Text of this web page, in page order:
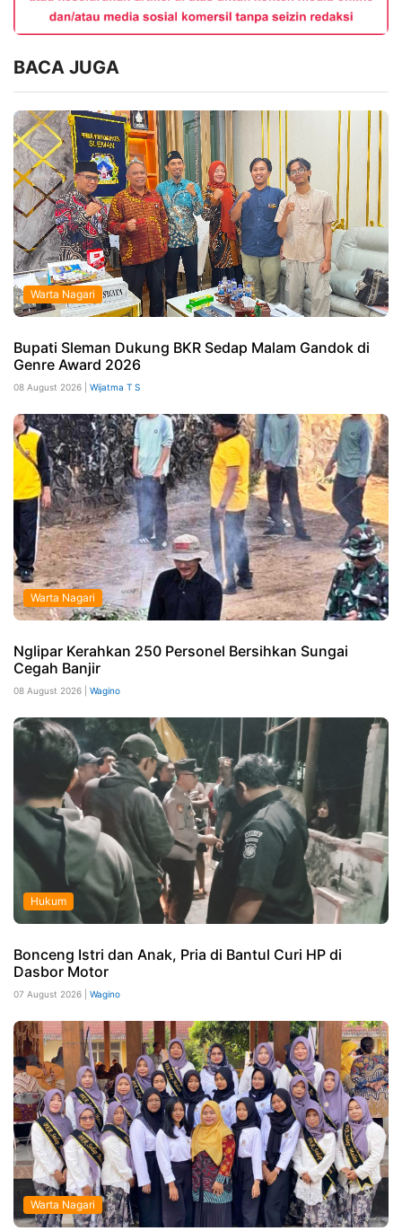
BACA JUGA
Warta Nagari
Bupati Sleman Dukung BKR Sedap Malam Gandok di
Genre Award 2026
08 August 2026 | Wijatma T S
Warta Nagari
Nglipar Kerahkan 250 Personel Bersihkan Sungai
Cegah Banjir
08 August 2026 | Wagino
Hukum
Bonceng Istri dan Anak, Pria di Bantul Curi HP di
Dasbor Motor
07 August 2026 | Wagino
Warta Nagari